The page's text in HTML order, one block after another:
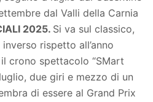
dal Valli della Carnia
2025. Si va sul classico,
rispetto all’anno
crono spettacolo “SMart
due giri e mezzo di un
di essere al Grand Prix